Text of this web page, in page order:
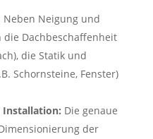
Neben Neigung und
Dachbeschaffenheit
die Statik und
Schornsteine, Fenster)
Installation: Die genaue
der